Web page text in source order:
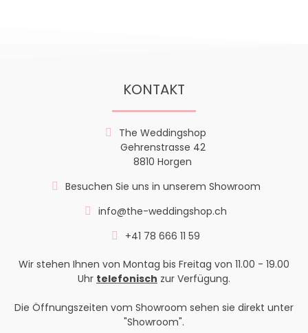
KONTAKT
The Weddingshop
Gehrenstrasse 42
8810 Horgen
Besuchen Sie uns in unserem Showroom
info@the-weddingshop.ch
+41 78 666 11 59
Wir stehen Ihnen von Montag bis Freitag von 11.00 - 19.00
Uhr telefonisch zur Verfügung.
Die Öffnungszeiten vom Showroom sehen sie direkt unter
"Showroom".